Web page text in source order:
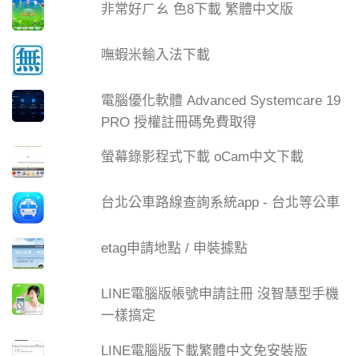
非常好ㄏㄠ 色8下載 繁體中文版
嘸蝦米輸入法下載
電腦優化軟體 Advanced Systemcare 19
PRO 授權註冊碼免費取得
螢幕錄影程式下載 oCam中文下載
台北公車路線查詢系統app - 台北等公車
etag申請地點 / 申裝據點
LINE電腦版帳號申請註冊 沒智慧型手機
一樣搞定
LINE電腦版下載繁體中文免安裝版